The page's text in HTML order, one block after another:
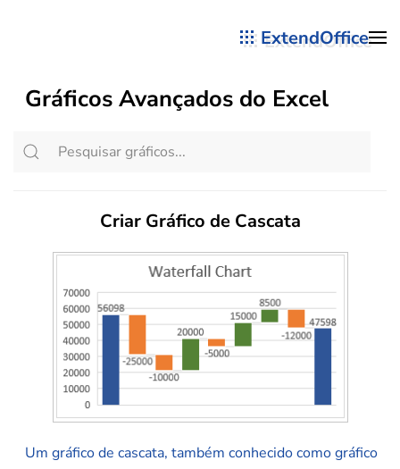
ExtendOffice
Gráficos Avançados do Excel
Criar Gráfico de Cascata
Um gráfico de cascata, também conhecido como gráfico